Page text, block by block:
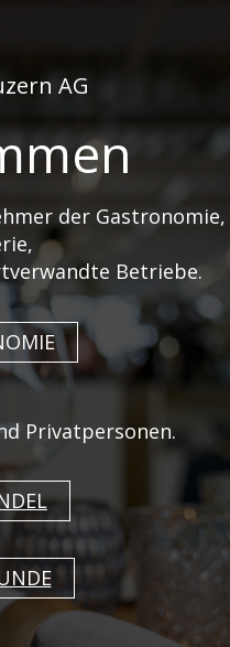
FÜR
Marktführer in
Designs in allen
steht Guy
französischen
und
Die schlichten,
haben uns
sicher, dass Guy
wird.
AG
der Gastronomie,
Betriebe.
Privatpersonen.